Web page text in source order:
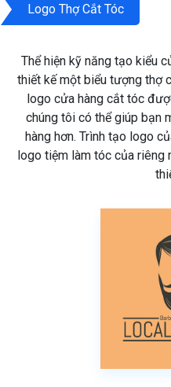
Logo Thợ Cắt Tóc
Thể hiện kỹ năng tạo kiểu
thiết kế một biểu tượng thợ
logo cửa hàng cắt tóc
chúng tôi có thể giúp bạn
hàng hơn. Trình tạo logo
logo tiệm làm tóc của riêng